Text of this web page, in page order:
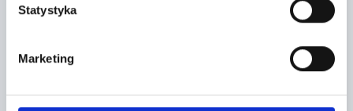
Statystyka
Marketing
contributors
FORMULARZ KONTAKTOWY